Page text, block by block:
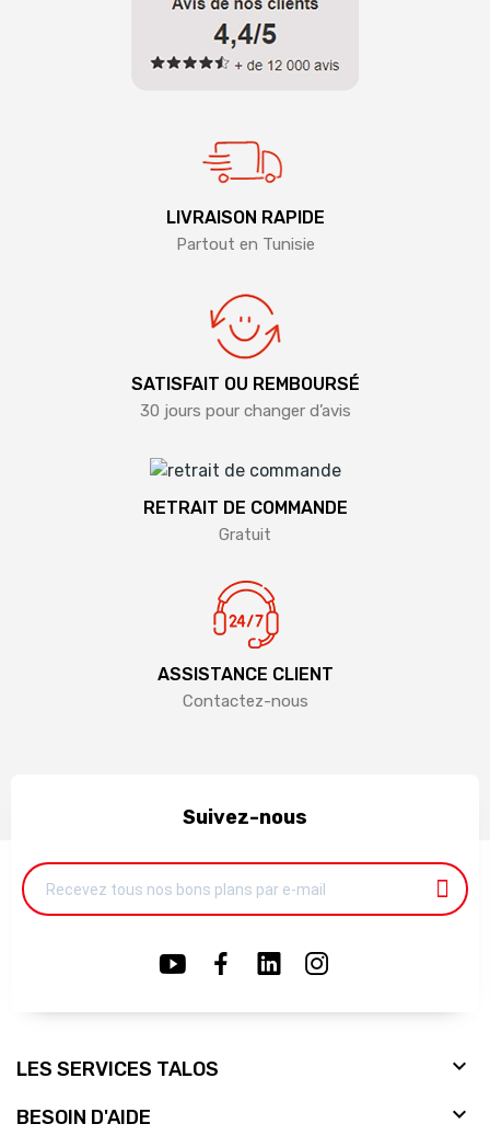
LIVRAISON RAPIDE
Partout en Tunisie
SATISFAIT OU REMBOURSÉ
30 jours pour changer d’avis
RETRAIT DE COMMANDE
Gratuit
ASSISTANCE CLIENT
Contactez-nous
Suivez-nous
LES SERVICES TALOS 
BESOIN D'AIDE 